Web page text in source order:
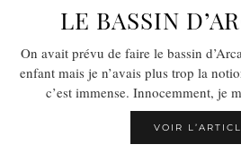
LE BASSIN
On avait prévu de faire le bassin
enfant mais je n’avais plus trop la
c’est immense. Innocemment, je
VOIR